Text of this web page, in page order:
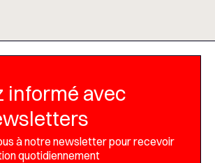
informé avec
à notre newsletter pour recevoir
quotidiennement